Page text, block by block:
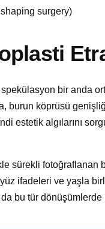
bir anda
burun köprüsü
estetik algılarını
sürekli fotoğraflanan
yüz ifadeleri ve
bu tür